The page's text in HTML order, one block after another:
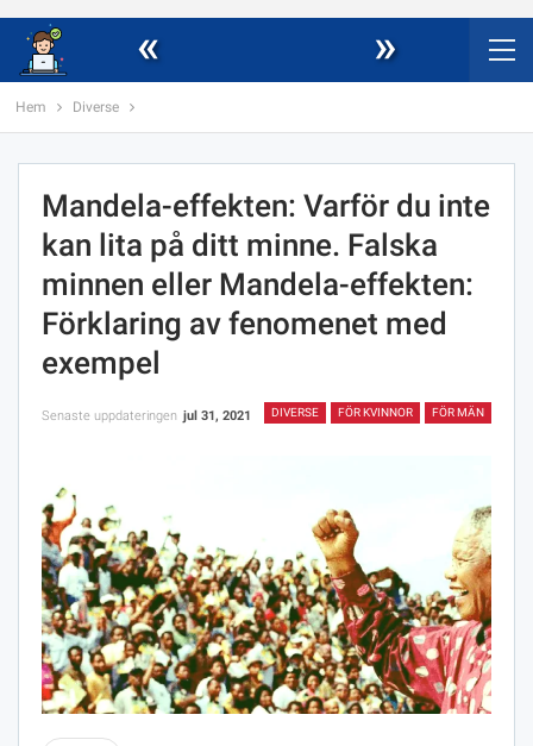
« »
Hem Diverse
Mandela-effekten: Varför du inte
kan lita på ditt minne. Falska
minnen eller Mandela-effekten:
Förklaring av fenomenet med
exempel
DIVERSE FÖR KVINNOR FÖR MÄN
Senaste uppdateringen jul 31, 2021